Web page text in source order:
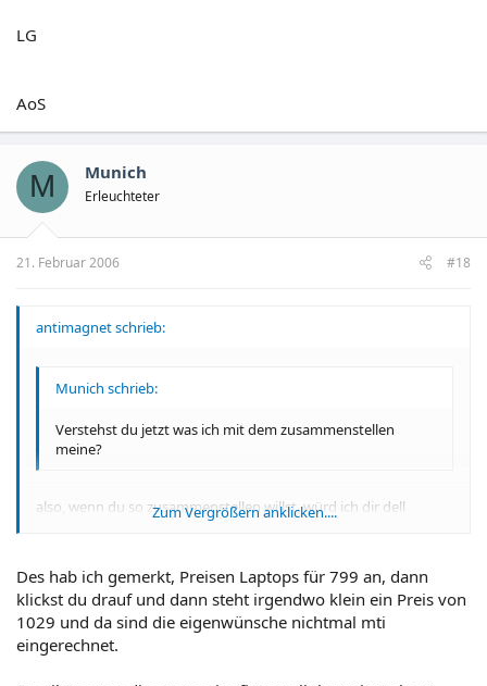
LG
AoS
M Munich
Erleuchteter
21. Februar 2006 #18
antimagnet schrieb:
Munich schrieb:
Verstehst du jetzt was ich mit dem zusammenstellen
meine?
Zum Vergrößern anklicken....
also, wenn du so zusammenstellen willst, würd ich dir dell
empfehlen. lass dich halt nicht von den hohen versandgebühren
da kriegst dus nur nicht mit...
Zum Vergrößern anklicken....
Des hab ich gemerkt, Preisen Laptops für 799 an, dann
klickst du drauf und dann steht irgendwo klein ein Preis von
1029 und da sind die eigenwünsche nichtmal mti
eingerechnet.